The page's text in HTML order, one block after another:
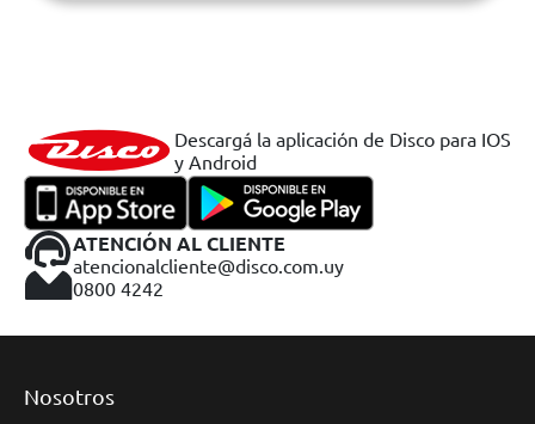
Descargá la aplicación de Disco para IOS
y Android
ATENCIÓN AL CLIENTE
atencionalcliente@disco.com.uy
0800 4242
Nosotros